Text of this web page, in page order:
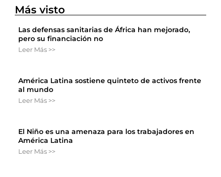
Más visto
Las defensas sanitarias de África han mejorado,
pero su financiación no
Leer Más >>
América Latina sostiene quinteto de activos frente
al mundo
Leer Más >>
El Niño es una amenaza para los trabajadores en
América Latina
Leer Más >>